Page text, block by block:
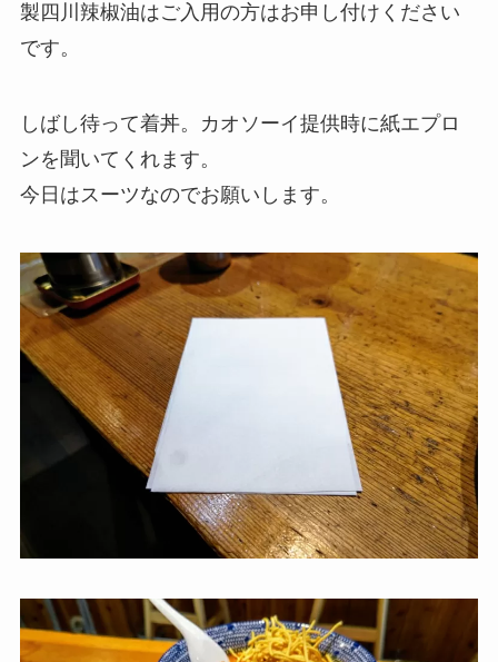
製四川辣椒油はご入用の方はお申し付けください
です。
しばし待って着丼。カオソーイ提供時に紙エプロ
ンを聞いてくれます。
今日はスーツなのでお願いします。